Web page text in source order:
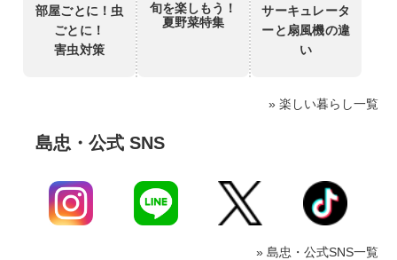
部屋ごとに！虫
ごとに！
害虫対策
旬を楽しもう！
夏野菜特集
サーキュレータ
ーと扇風機の違
い
» 楽しい暮らし一覧
島忠・公式 SNS
» 島忠・公式SNS一覧